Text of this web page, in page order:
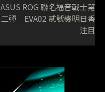
ASUS ROG 聯名福音戰士第
二彈 EVA02 貳號機明日香
注目